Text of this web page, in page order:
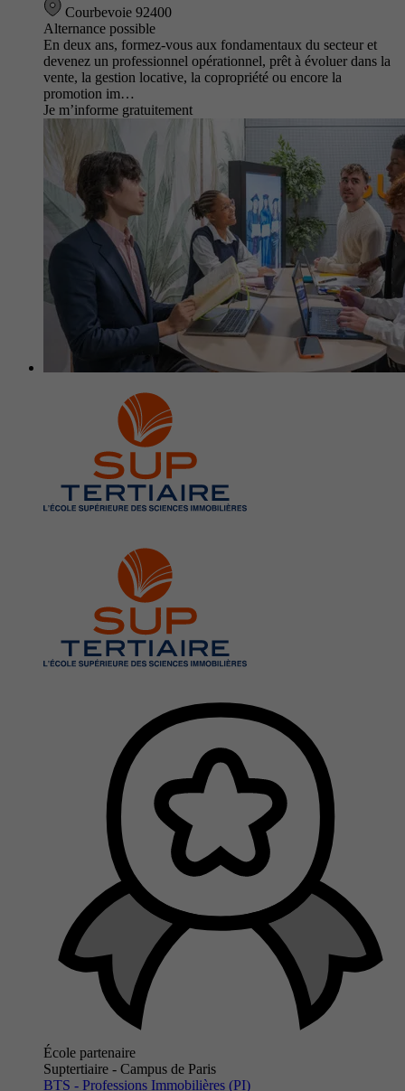
Courbevoie 92400
Alternance possible
En deux ans, formez-vous aux fondamentaux du secteur et
devenez un professionnel opérationnel, prêt à évoluer dans la
vente, la gestion locative, la copropriété ou encore la
promotion im…
Je m’informe gratuitement
École partenaire
Suptertiaire - Campus de Paris
BTS - Professions Immobilières (PI)